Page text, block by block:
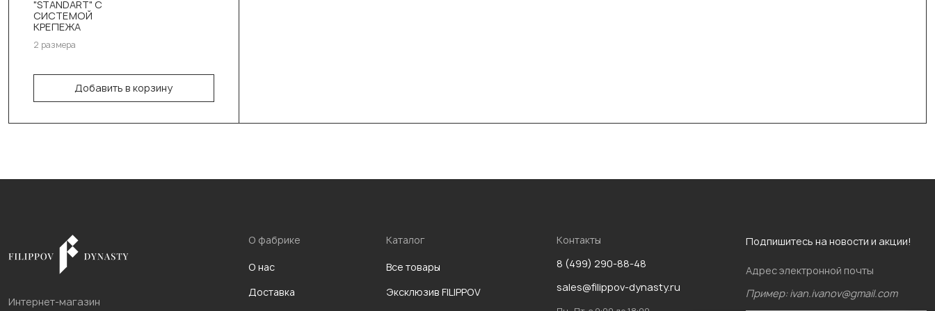
"STANDART" С
СИСТЕМОЙ
КРЕПЕЖА
2 размера
Добавить в корзину
Выберите размер:
190см/95см/4см
В корзину
Интернет-магазин
О фабрике
О нас
Доставка
Каталог
Все товары
Эксклюзив FILIPPOV
Контакты
8 (499) 290-88-48
sales@filippov-dynasty.ru
Подпишитесь на новости и акции!
Адрес электронной почты